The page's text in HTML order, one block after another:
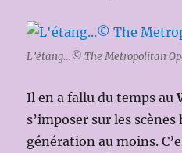
L’étang…© The Metropolitan
Il en a fallu du temps au
s’imposer sur les
génération au moins.